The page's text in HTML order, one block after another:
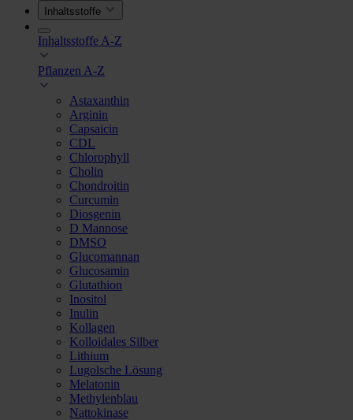
Inhaltsstoffe
Inhaltsstoffe A-Z
Pflanzen A-Z
Astaxanthin
Arginin
Capsaicin
CDL
Chlorophyll
Cholin
Chondroitin
Curcumin
Diosgenin
D Mannose
DMSO
Glucomannan
Glucosamin
Glutathion
Inositol
Inulin
Kollagen
Kolloidales Silber
Lithium
Lugolsche Lösung
Melatonin
Methylenblau
Nattokinase